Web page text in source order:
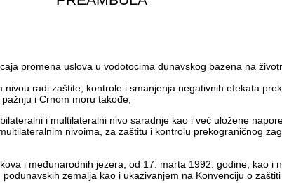
promena uslova u vodotocima dunavskog bazena na
radi zaštite, kontrole i smanjenja negativnih efekata
i Crnom moru takođe;
i multilateralni nivo saradnje kao i već uložene
nivoima, za zaštitu i kontrolu prekograničnog
i međunarodnih jezera, od 17. marta 1992. godine, kao i
zemalja kao i ukazivanjem na Konvenciju o